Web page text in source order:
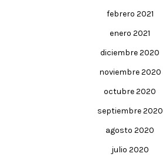
febrero 2021
enero 2021
diciembre 2020
noviembre 2020
octubre 2020
septiembre 2020
agosto 2020
julio 2020